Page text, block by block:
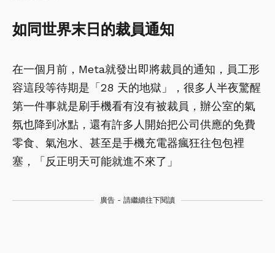
如同世界末日的裁員通知
在一個月前，Meta就發出即將裁員的通知，員工形
容這段等待期是「28 天的地獄」，很多人半夜驚醒
第一件事就是刷手機看有沒有被裁員，辦公室的氣
氛也降到冰點，還有許多人開始把公司供應的免費
零食、氣泡水、甚至是手機充電器瘋狂往包包裡
塞，「反正明天可能就進不來了」
廣告 - 請繼續往下閱讀